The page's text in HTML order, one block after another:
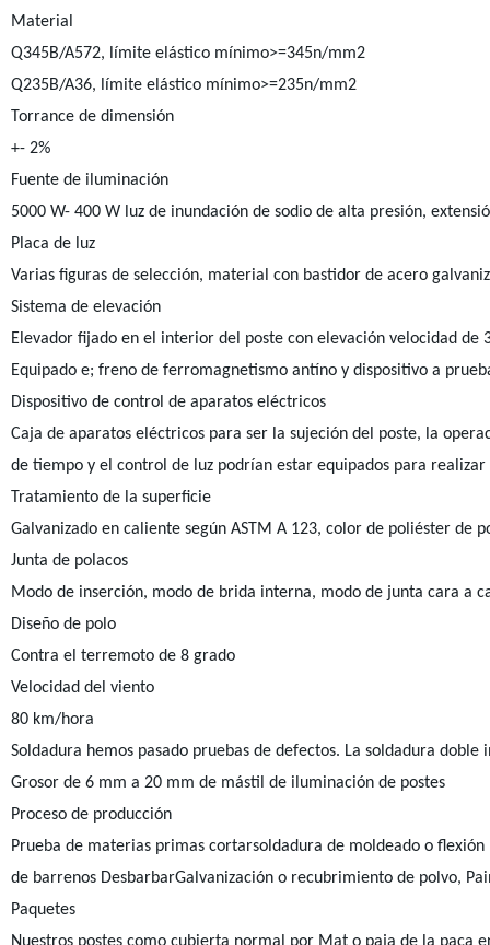
Material
Q345B/A572, límite elástico mínimo>=345n/mm2
Q235B/A36, límite elástico mínimo>=235n/mm2
Torrance de dimensión
+- 2%
Fuente de iluminación
5000 W- 400 W luz de inundación de sodio de alta presión,
Placa de luz
Varias figuras de selección, material con bastidor de acero
Sistema de elevación
Elevador fijado en el interior del poste con elevación velocidad de
Equipado e; freno de ferromagnetismo antíno y dispositivo a
Dispositivo de control de aparatos eléctricos
Caja de aparatos eléctricos para ser la sujeción del poste, la
de tiempo y el control de luz podrían estar equipados para
Tratamiento de la superficie
Galvanizado en caliente según ASTM A 123, color de poliéster
Junta de polacos
Modo de inserción, modo de brida interna, modo de junta cara a
Diseño de polo
Contra el terremoto de 8 grado
Velocidad del viento
80 km/hora
Soldadura hemos pasado pruebas de defectos. La soldadura
Grosor de 6 mm a 20 mm de mástil de iluminación de postes
Proceso de producción
Prueba de materias primas cortarsoldadura de moldeado o
de barrenos DesbarbarGalvanización o recubrimiento de polvo,
Paquetes